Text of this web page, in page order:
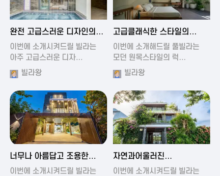
2024-11-19 01:13
완전 고급스러운 디자인의
빌라
이번에 소개시켜드릴 빌라는
아주 고급스러운 디자…
빌라왕
2024-11-19 00:37
고급클래식한 스타일의
럭셔리 풀빌라
이번에 소개해드릴 풀빌라는
모던 원목스타일의 럭…
빌라왕
2024-11-19 01:47
너무나 아름답고 조용한
풀빌라
이번에 소개시켜드릴 빌라는
2024-11-19 01:17
자연과어울러진
아름다운풀빌라
이번에 소개시켜드릴 빌라는